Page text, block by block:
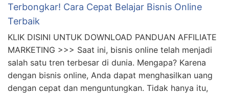
Terbongkar! Cara Cepat Belajar Bisnis Online
Terbaik
KLIK DISINI UNTUK DOWNLOAD PANDUAN AFFILIATE
MARKETING >>> Saat ini, bisnis online telah menjadi
salah satu tren terbesar di dunia. Mengapa? Karena
dengan bisnis online, Anda dapat menghasilkan uang
dengan cepat dan menguntungkan. Tidak hanya itu,